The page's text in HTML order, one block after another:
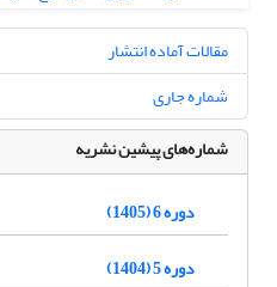
مقالات آماده انتشار
شماره جاری
شماره‌های پیشین نشریه
دوره 6 (1405)
دوره 5 (1404)